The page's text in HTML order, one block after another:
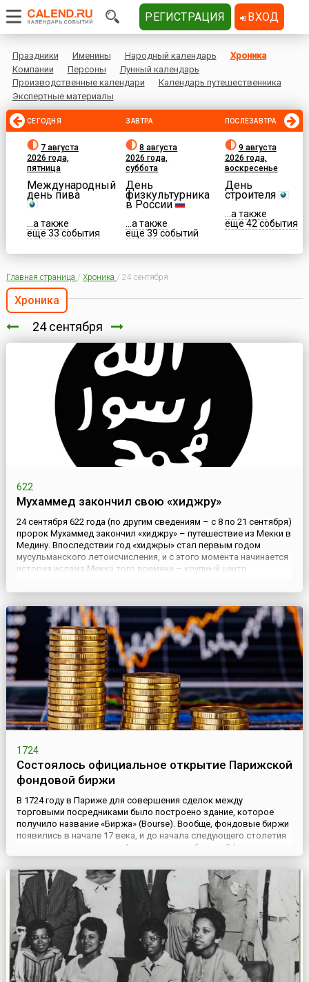
Праздники Именины Народный календарь
Хроника
Компании
Персоны
Лунный календарь
Производственные календари
Календарь путешественника
Экспертные материалы
СЕГОДНЯ
7 августа
2026 года,
пятница
Международный
день пива
...а также
еще 33 события
ЗАВТРА
8 августа
2026 года,
суббота
День
физкультурника
в России
...а также
еще 39 событий
ПОСЛЕЗАВТРА
9 августа
2026 года,
воскресенье
День
строителя
...а также
еще 42 события
Главная страница / Хроника / 24 сентября
Хроника
24 сентября
622
Мухаммед закончил свою «хиджру»
24 сентября 622 года (по другим сведениям – с 8 по 21 сентября)
пророк Мухаммед закончил «хиджру» – путешествие из Мекки в
Медину. Впоследствии год «хиджры» стал первым годом
мусульманского летоисчисления, и с этого момента начинается
история ислама.Мекка того времени – крупный центр
проповедников, выражавших идеи политического объединени...
1724
Состоялось официальное открытие Парижской
фондовой биржи
В 1724 году в Париже для совершения сделок между
торговыми посредниками было построено здание, которое
получило название «Биржа» (Bourse). Вообще, фондовые биржи
появились в начале 17 века, и до начала следующего столетия
первенство удерживала Амстердамская биржа. Официальное
открытие Парижской фондовой биржи состоялось 24 сентября
1724 года. Она была создана согласно Декрету Королевского
госу...
РЕГИСТРАЦИЯ ВХОД